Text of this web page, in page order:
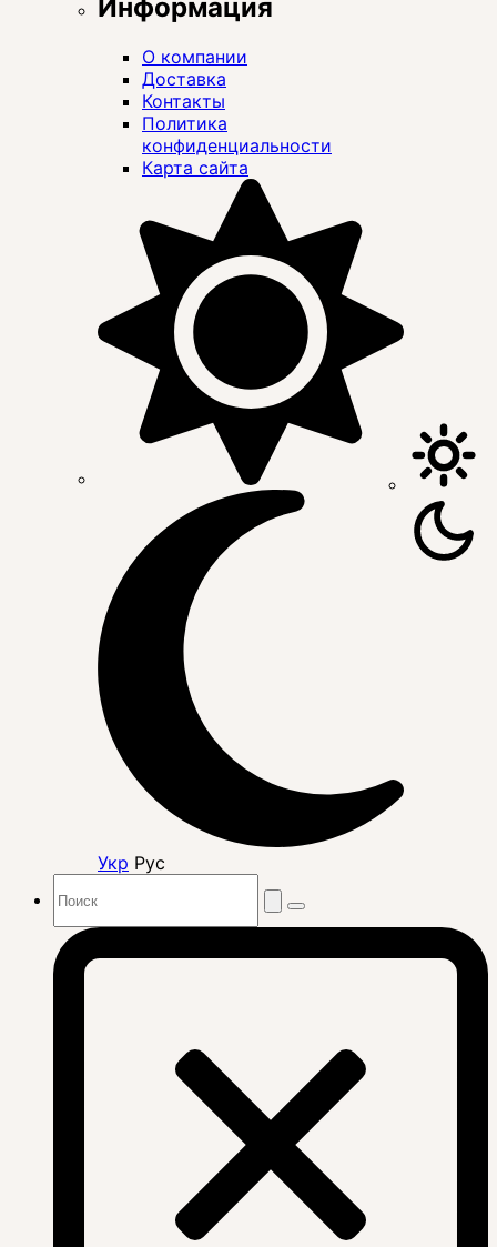
Информация
О компании
Доставка
Контакты
Политика
конфиденциальности
Карта сайта
Укр Рус